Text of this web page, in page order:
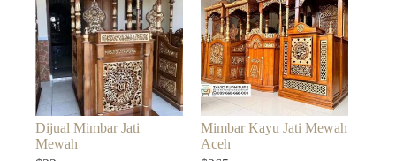
Dijual Mimbar Jati
Mewah
Mimbar Kayu Jati Mewah
Aceh